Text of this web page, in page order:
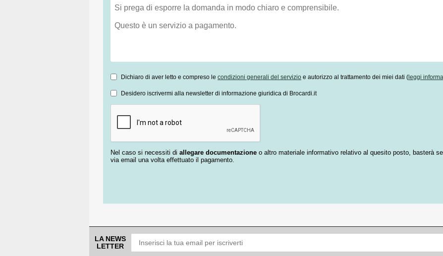
Dichiaro di aver letto e compreso le condizioni generali del servizio e autorizzo al trattamento dei miei dati ( leggi
Desidero iscrivermi alla newsletter di informazione giuridica di Brocardi.it
Nel caso si necessiti di allegare documentazione o altro materiale informativo relativo al quesito posto, basterà
via email una volta effettuato il pagamento.
LA NEWS
LETTER